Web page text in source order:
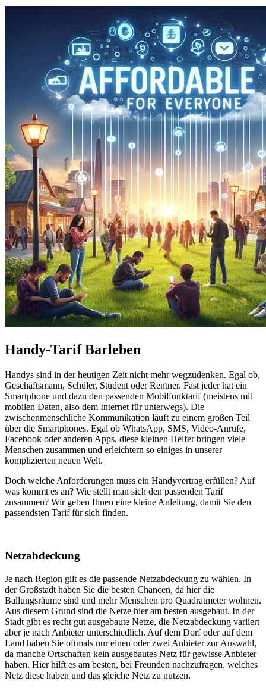
Handy-Tarif Barleben
Handys sind in der heutigen Zeit nicht mehr wegzudenken. Egal ob,
Geschäftsmann, Schüler, Student oder Rentner. Fast jeder hat ein
Smartphone und dazu den passenden Mobilfunktarif (meistens mit
mobilen Daten, also dem Internet für unterwegs). Die
zwischenmenschliche Kommunikation läuft zu einem großen Teil
über die Smartphones. Egal ob WhatsApp, SMS, Video-Anrufe,
Facebook oder anderen Apps, diese kleinen Helfer bringen viele
Menschen zusammen und erleichtern so einiges in unserer
komplizierten neuen Welt.
Doch welche Anforderungen muss ein Handyvertrag erfüllen? Auf
was kommt es an? Wie stellt man sich den passenden Tarif
zusammen? Wir geben Ihnen eine kleine Anleitung, damit Sie den
passendsten Tarif für sich finden.
Netzabdeckung
Je nach Region gilt es die passende Netzabdeckung zu wählen. In
der Großstadt haben Sie die besten Chancen, da hier die
Ballungsräume sind und mehr Menschen pro Quadratmeter wohnen.
Aus diesem Grund sind die Netze hier am besten ausgebaut. In der
Stadt gibt es recht gut ausgebaute Netze, die Netzabdeckung variiert
aber je nach Anbieter unterschiedlich. Auf dem Dorf oder auf dem
Land haben Sie oftmals nur einen oder zwei Anbieter zur Auswahl,
da manche Ortschaften kein ausgebautes Netz für gewisse Anbieter
haben. Hier hilft es am besten, bei Freunden nachzufragen, welches
Netz diese haben und das gleiche Netz zu nutzen.